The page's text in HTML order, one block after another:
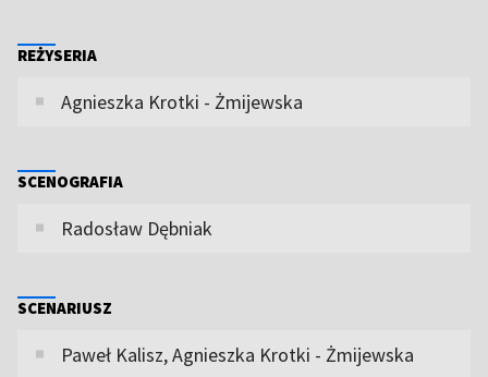
REŻYSERIA
Agnieszka Krotki - Żmijewska
SCENOGRAFIA
Radosław Dębniak
SCENARIUSZ
Paweł Kalisz, Agnieszka Krotki - Żmijewska